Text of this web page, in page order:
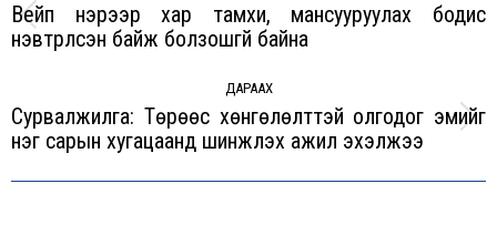
Previous
Вейп нэрээр хар тамхи, мансууруулах бодис
нэвтрүүлсэн байж болзошгүй байна
ДАРААХ
Next
Сурвалжилга: Төрөөс хөнгөлөлттэй олгодог эмийг
нэг сарын хугацаанд шинжлэх ажил эхэлжээ